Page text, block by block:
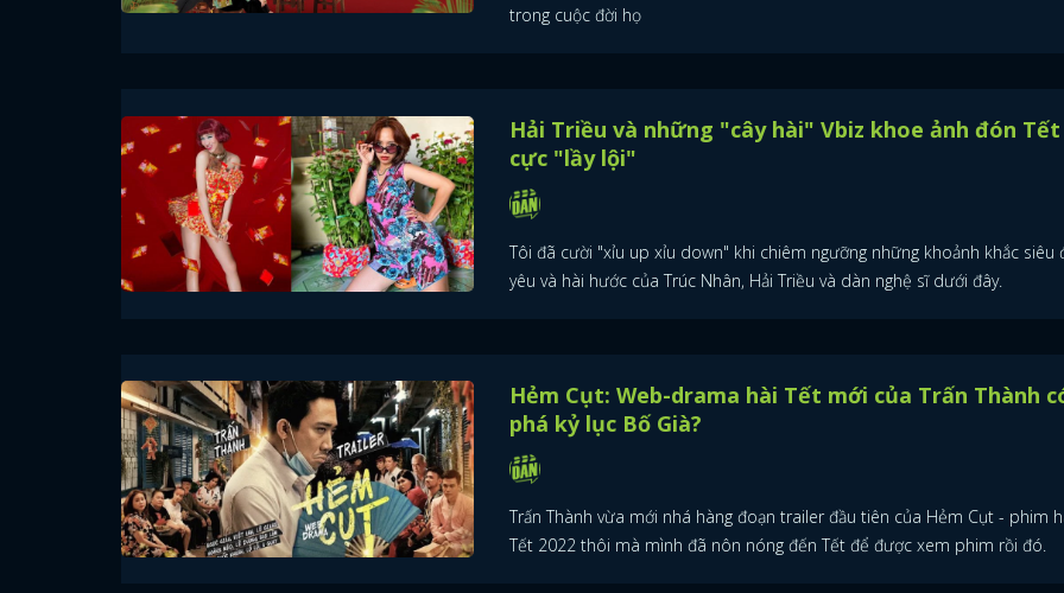
ĐĂNG NHẬP
FACEBOOK GOOGLE
trong cuộc đời họ
Hải Triều và những "cây hài" Vbiz khoe ảnh đón Tết
cực "lầy lội"
Tôi đã cười "xỉu up xỉu down" khi chiêm ngưỡng những khoảnh khắc siêu
yêu và hài hước của Trúc Nhân, Hải Triều và dàn nghệ sĩ dưới đây.
Hẻm Cụt: Web-drama hài Tết mới của Trấn Thành
phá kỷ lục Bố Già?
Trấn Thành vừa mới nhá hàng đoạn trailer đầu tiên của Hẻm Cụt - phim
Tết 2022 thôi mà mình đã nôn nóng đến Tết để được xem phim rồi đó.